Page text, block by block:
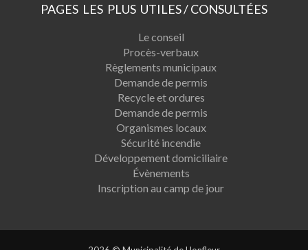
PAGES LES PLUS UTILES / CONSULTÉES
Le conseil
Procès-verbaux
Règlements municipaux
Demande de permis
Recycle et ordures
Demande de permis
Organismes locaux
Sécurité incendie
Développement domiciliaire
Évènements
Inscription au camp de jour